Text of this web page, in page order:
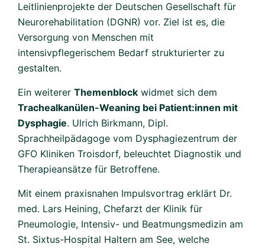
Leitlinienprojekte der Deutschen Gesellschaft für
Neurorehabilitation (DGNR) vor. Ziel ist es, die
Versorgung von Menschen mit
intensivpflegerischem Bedarf strukturierter zu
gestalten.
Ein weiterer Themenblock widmet sich dem
Trachealkanülen-Weaning bei Patient:innen mit
Dysphagie. Ulrich Birkmann, Dipl.
Sprachheilpädagoge vom Dysphagiezentrum der
GFO Kliniken Troisdorf, beleuchtet Diagnostik und
Therapieansätze für Betroffene.
Mit einem praxisnahen Impulsvortrag erklärt Dr.
med. Lars Heining, Chefarzt der Klinik für
Pneumologie, Intensiv- und Beatmungsmedizin am
St. Sixtus-Hospital Haltern am See, welche